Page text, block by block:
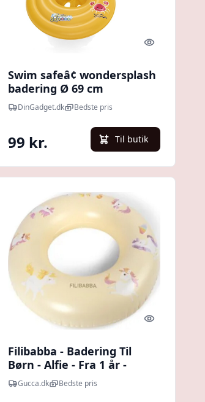
Quick look
Swim safeâ¢ wondersplash
badering Ø 69 cm
DinGadget.dk Bedste pris
99 kr. Til butik
Quick look
Filibabba - Badering Til
Børn - Alfie - Fra 1 år -
Unicorn Shores
Gucca.dk Bedste pris